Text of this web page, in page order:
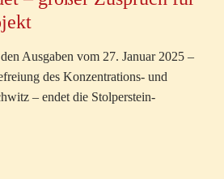
Ausgaben vom 27. Januar 2025 –
des Konzentrations- und
– endet die Stolperstein-